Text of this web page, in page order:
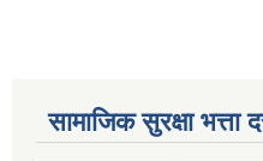
सामाजिक सुरक्षा भत्ता